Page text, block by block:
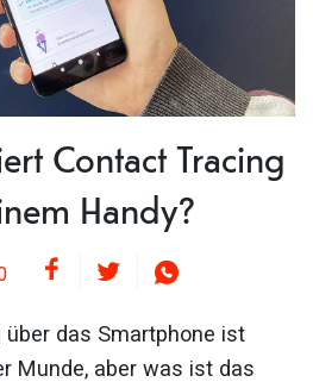
Contact Tracing
Handy?
über das Smartphone ist
Munde, aber was ist das